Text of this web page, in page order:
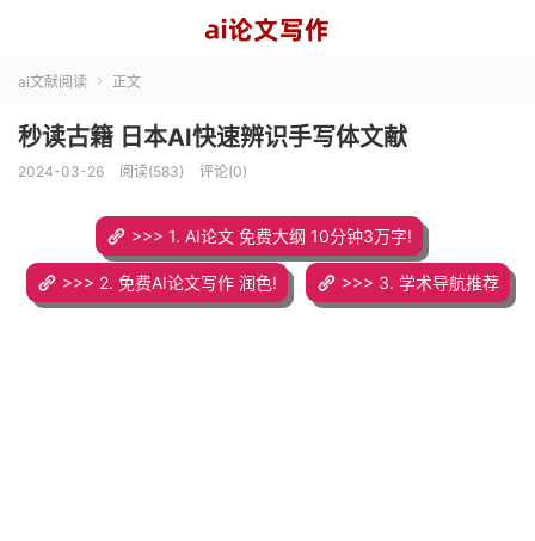
ai文献阅读  正文
秒读古籍 日本AI快速辨识手写体文献
2024-03-26 阅读(583) 评论(0)
>>> 1. AI论文 免费大纲 10分钟3万字!
>>> 2. 免费AI论文写作 润色! >>> 3. 学术导航推荐